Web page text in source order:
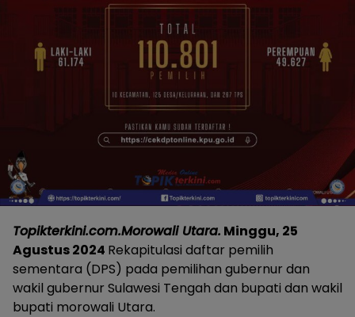
Topikterkini.com.Morowali Utara. Minggu, 25
Agustus 2024 Rekapitulasi daftar pemilih
sementara (DPS) pada pemilihan gubernur dan
wakil gubernur Sulawesi Tengah dan bupati dan wakil
bupati morowali Utara.